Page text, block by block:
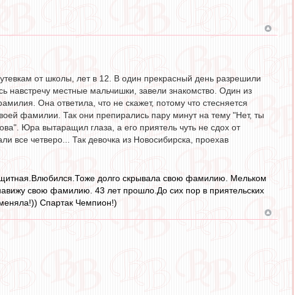
от школы, лет в 12. В один прекрасный день разрешили
навстречу местные мальчишки, завели знакомство. Один из
Она ответила, что не скажет, потому что стесняется
фамилии. Так они препирались пару минут на тему "Нет, ты
Юра вытаращил глаза, а его приятель чуть не сдох от
все четверо... Так девочка из Новосибирска, проехав
долго скрывала свою фамилию. Мельком
свою фамилию. 43 лет прошло.До сих пор в приятельских
Спартак Чемпион!)